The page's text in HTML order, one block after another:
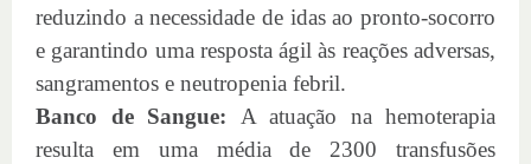
reduzindo a necessidade de idas ao pronto-socorro
e garantindo uma resposta ágil às reações adversas,
sangramentos e neutropenia febril.
Banco de Sangue: A atuação na hemoterapia
resulta em uma média de 2300 transfusões